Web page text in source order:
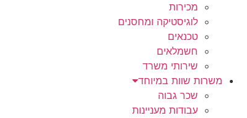
מכירות
לוגיסטיקה ומחסנים
טכנאים
חשמלאים
שירותי משרד
משרות שוות במיוחד
שכר גבוה
עבודות מעניינות